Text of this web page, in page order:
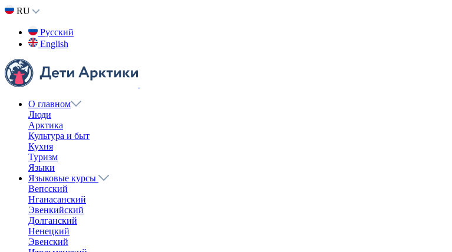
RU
Русский
English
О главном
Люди
Арктика
Культура и быт
Кухня
Туризм
Языки
Языковые курсы
Вепсский
Нганасанский
Эвенкийский
Долганский
Ненецкий
Эвенский